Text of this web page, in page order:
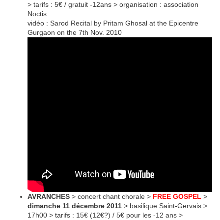
> tarifs : 5€ / gratuit -12ans > organisation : association
Noctis
vidéo : Sarod Recital by Pritam Ghosal at the Epicentre
Gurgaon on the 7th Nov. 2010
AVRANCHES > concert chant chorale > FREE GOSPEL >
dimanche 11 décembre 2011 > basilique Saint-Gervais >
17h00 > tarifs : 15€ (12€?) / 5€ pour les -12 ans >